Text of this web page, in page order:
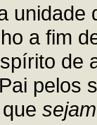
a fim
de
pelos